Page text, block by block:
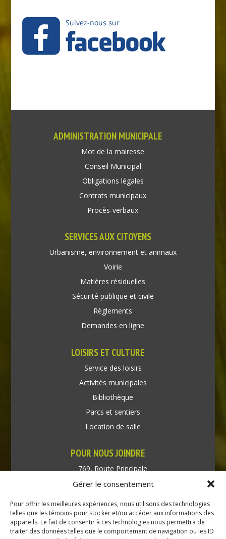
Gérer le consentement
Pour offrir les meilleures expériences, nous utilisons des technologies
telles que les témoins pour stocker et/ou accéder aux informations des
appareils. Le fait de consentir à ces technologies nous permettra de
traiter des données telles que le comportement de navigation ou les ID
ADMINISTRATION MUNICIPALE
Mot de la mairesse
Conseil Municipal
Obligations légales
Contrats municipaux
Procès-verbaux
SERVICES AUX CITOYENS
Urbanisme, environnement et animaux
Voirie
Matières résiduelles
Sécurité publique et civile
Règlements
Demandes en ligne
LOISIRS ET CULTURE
Service des loisirs
Activités municipales
Bibliothèque
Parcs et sentiers
Location de salle
POUR NOUS JOINDRE
769, Route Principale
Très-Saint-Rédempteur
Téléphone : (450) 451-5203
Direction générale :